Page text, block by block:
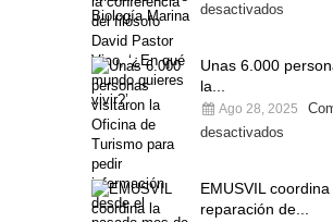
desactivados
Unas 6.000
la...
Ago 28, 2025
desactivados
EMUSVIL coordina
reparación de...